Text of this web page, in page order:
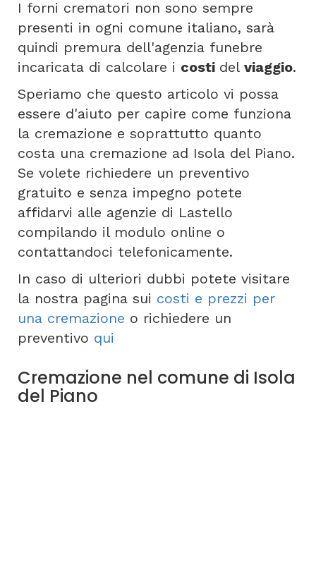
I forni crematori non sono sempre
presenti in ogni comune italiano, sarà
quindi premura dell'agenzia funebre
incaricata di calcolare i costi del viaggio.
Speriamo che questo articolo vi possa
essere d'aiuto per capire come funziona
la cremazione e soprattutto quanto
costa una cremazione ad Isola del Piano.
Se volete richiedere un preventivo
gratuito e senza impegno potete
affidarvi alle agenzie di Lastello
compilando il modulo online o
contattandoci telefonicamente.
In caso di ulteriori dubbi potete visitare
la nostra pagina sui costi e prezzi per
una cremazione o richiedere un
preventivo qui
Cremazione nel comune di Isola
del Piano